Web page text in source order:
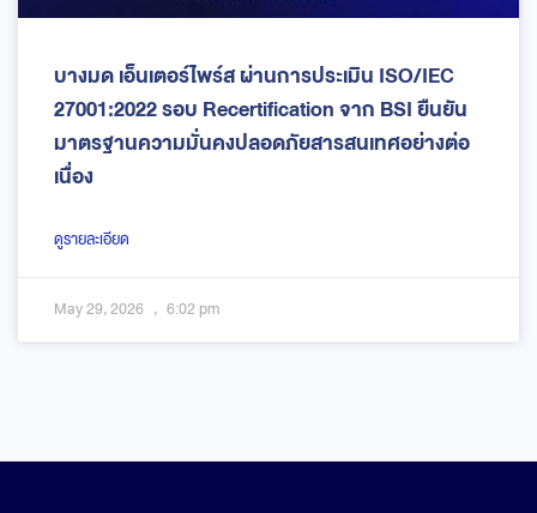
บางมด เอ็นเตอร์ไพร์ส ผ่านการประเมิน ISO/IEC
27001:2022 รอบ Recertification จาก BSI ยืนยัน
มาตรฐานความมั่นคงปลอดภัยสารสนเทศอย่างต่อ
เนื่อง
ดูรายละเอียด
May 29, 2026 6:02 pm